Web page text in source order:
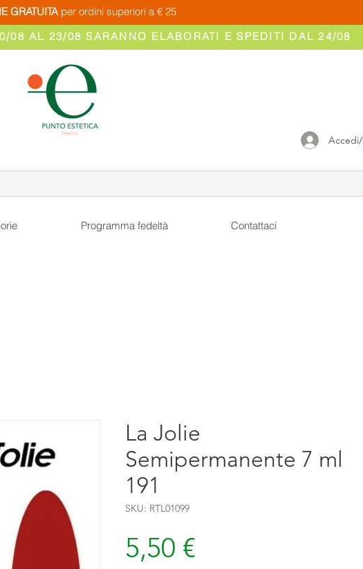
GRATUITAper ordini superiori a € 25
08 AL 23/08 SARANNO ELABORATI E SPEDITI DAL 24/08
Programma fedeltà Contattaci
La Jolie
Semipermanente 7 ml
191
SKU: RTL01099
5,50 €